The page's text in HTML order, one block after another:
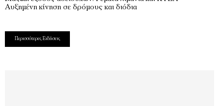
Αυξημένη κίνηση σε δρόμους και διόδια
Περισσότερες Ειδήσεις